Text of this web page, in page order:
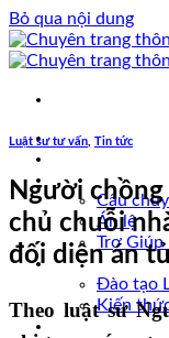
Bỏ qua nội dung
Trang chủ
Vấn đề pháp lý
Câu
Án lệ
Trợ Giúp
Nghề Luật
Đào tạo
Kiến
Kinh nghiệm –
Luật sư tư vấn Tin tức
Người
chủ chuỗi
đối diện án
Theo luật sư